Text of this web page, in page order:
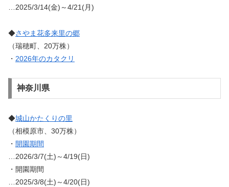
…2025/3/14(金)～4/21(月)
◆さやま花多来里の郷
（瑞穂町、20万株）
・ 2026年のカタクリ
神奈川県
◆城山かたくりの里
（相模原市、30万株）
・ 開園期間
…2026/3/7(土)～4/19(日)
・開園期間
…2025/3/8(土)～4/20(日)